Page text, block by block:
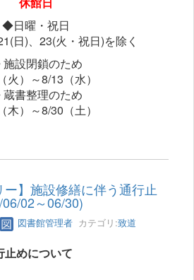
◆日曜・祝日
日)、23(火・祝日)を除く
設閉鎖のため
火）～8/13（水）
書整理のため
木）～8/30（土）
ー】施設修繕に伴う通行止
02～06/30)
図書館管理者 カテゴリ:致道
止めについて